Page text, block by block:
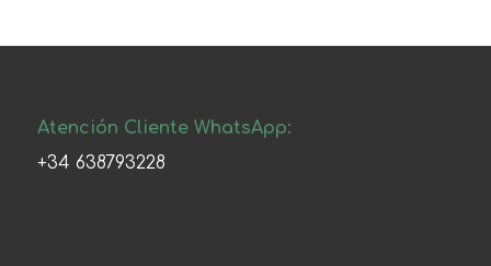
Atención Cliente WhatsApp:
+34 638793228